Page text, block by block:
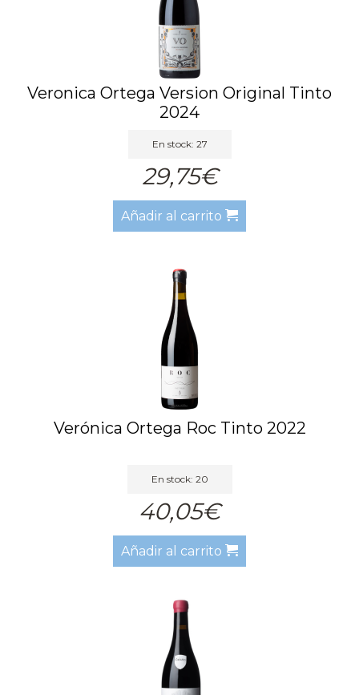
Veronica Ortega Version Original Tinto
2024
En stock: 27
29,75€
Añadir al carrito
Verónica Ortega Roc Tinto 2022
En stock: 20
40,05€
Añadir al carrito